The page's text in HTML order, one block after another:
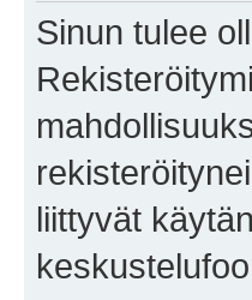
Sinun tulee
liittyvät